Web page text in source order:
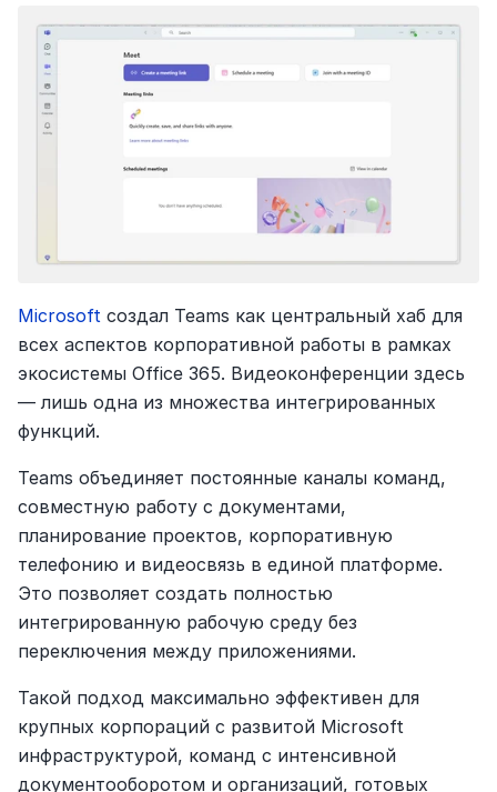
Microsoft создал Teams как центральный хаб для
всех аспектов корпоративной работы в рамках
экосистемы Office 365. Видеоконференции здесь
— лишь одна из множества интегрированных
функций.
Teams объединяет постоянные каналы команд,
совместную работу с документами,
планирование проектов, корпоративную
телефонию и видеосвязь в единой платформе.
Это позволяет создать полностью
интегрированную рабочую среду без
переключения между приложениями.
Такой подход максимально эффективен для
крупных корпораций с развитой Microsoft
инфраструктурой, команд с интенсивной
документооборотом и организаций, готовых